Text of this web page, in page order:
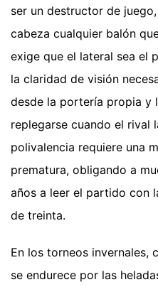
ser un destructor de
cabeza cualquier balón
exige que el lateral sea el
la claridad de visión
desde la portería propia y
replegarse cuando el rival
polivalencia requiere una
prematura, obligando a
años a leer el partido con
de treinta.
En los torneos invernales,
se endurece por las